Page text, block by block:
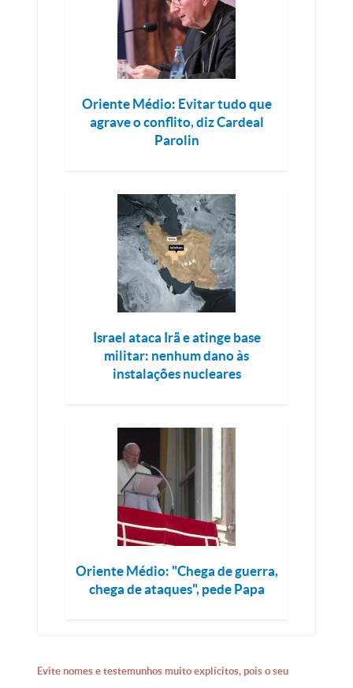
Oriente Médio: Evitar tudo que
agrave o conflito, diz Cardeal
Parolin
Israel ataca Irã e atinge base
militar: nenhum dano às
instalações nucleares
Oriente Médio: "Chega de guerra,
chega de ataques", pede Papa
Evite nomes e testemunhos muito explícitos, pois o seu